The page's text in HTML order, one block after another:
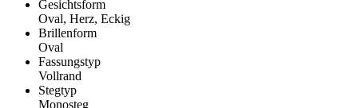
Gesichtsform
Oval, Herz, Eckig
Brillenform
Oval
Fassungstyp
Vollrand
Stegtyp
Monosteg